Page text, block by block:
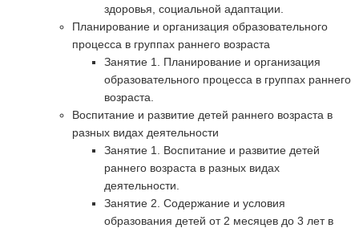
здоровья, социальной адаптации.
Планирование и организация образовательного
процесса в группах раннего возраста
Занятие 1. Планирование и организация
образовательного процесса в группах раннего
возраста.
Воспитание и развитие детей раннего возраста в
разных видах деятельности
Занятие 1. Воспитание и развитие детей
раннего возраста в разных видах
деятельности.
Занятие 2. Содержание и условия
образования детей от 2 месяцев до 3 лет в